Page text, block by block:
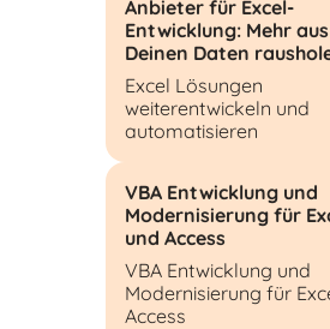
Anbieter für Excel-
Entwicklung: Mehr aus
Deinen Daten
Excel Lösungen
weiterentwickeln und
automatisieren
VBA Entwicklung und
Modernisierung für
und Access
VBA Entwicklung und
Modernisierung für
Access